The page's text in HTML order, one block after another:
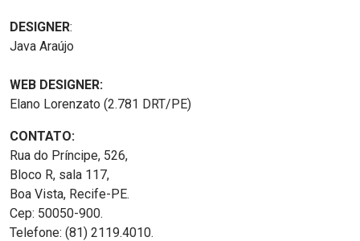
DESIGNER:
Java Araújo
WEB DESIGNER:
Elano Lorenzato (2.781 DRT/PE)
CONTATO:
Rua do Príncipe, 526,
Bloco R, sala 117,
Boa Vista, Recife-PE.
Cep: 50050-900.
Telefone: (81) 2119.4010.